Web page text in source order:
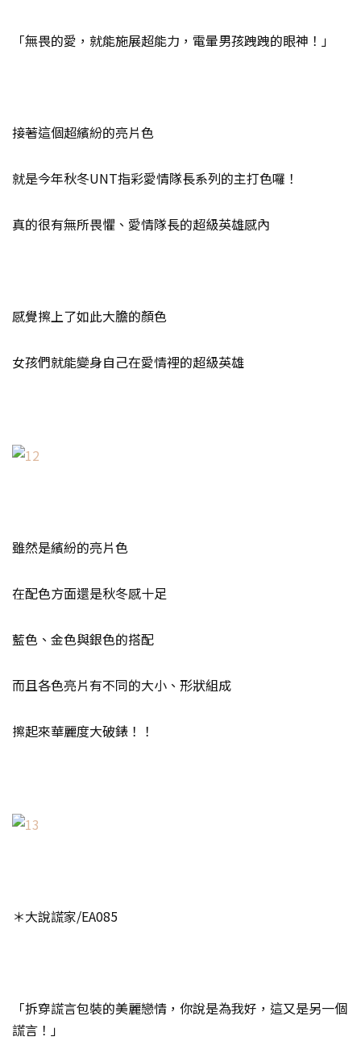
「無畏的愛，就能施展超能力，電暈男孩跩跩的眼神！」
接著這個超繽紛的亮片色
就是今年秋冬UNT指彩愛情隊長系列的主打色囉！
真的很有無所畏懼、愛情隊長的超級英雄感內
感覺擦上了如此大膽的顏色
女孩們就能變身自己在愛情裡的超級英雄
雖然是繽紛的亮片色
在配色方面還是秋冬感十足
藍色、金色與銀色的搭配
而且各色亮片有不同的大小、形狀組成
擦起來華麗度大破錶！！
＊大說謊家/EA085
「拆穿謊言包裝的美麗戀情，你說是為我好，這又是另一個
謊言！」